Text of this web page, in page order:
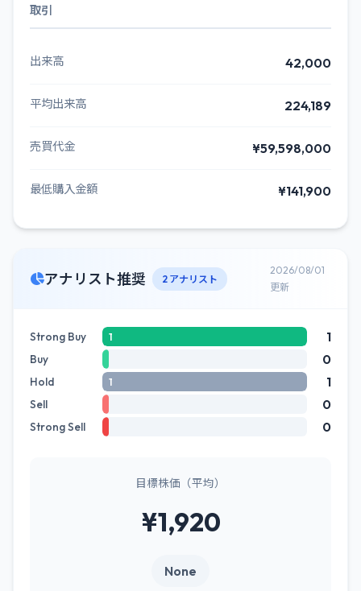
取引
出来高 42,000
平均出来高 224,189
売買代金 ¥59,598,000
最低購入金額 ¥141,900
アナリスト推奨 2 アナリスト
2026/08/01
更新
Strong Buy 1 1
Buy 0
Hold 1 1
Sell 0
Strong Sell 0
目標株価（平均）
¥1,920
None